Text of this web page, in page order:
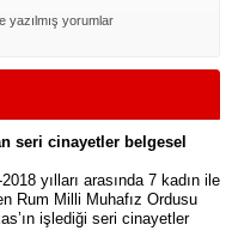
yazılmış yorumlar
seri cinayetler belgesel
yılları arasında 7 kadın ile
Rum Milli Muhafız Ordusu
işlediği seri cinayetler